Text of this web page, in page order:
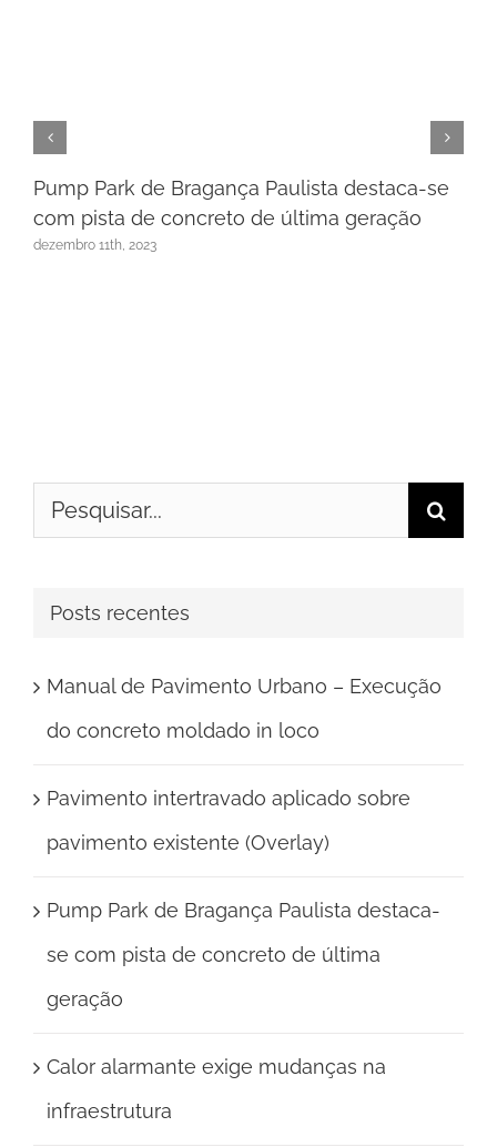
Pump Park de Bragança Paulista destaca-se
com pista de concreto de última geração
dezembro 11th, 2023
Buscar
Posts recentes
Manual de Pavimento Urbano – Execução
do concreto moldado in loco
Pavimento intertravado aplicado sobre
pavimento existente (Overlay)
Pump Park de Bragança Paulista destaca-
se com pista de concreto de última
geração
Calor alarmante exige mudanças na
infraestrutura